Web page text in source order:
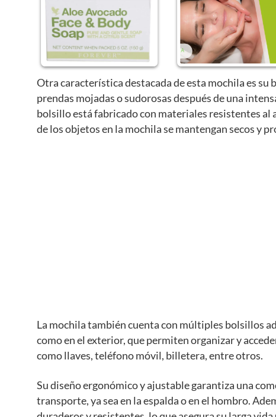
Otra característica destacada de esta mochila es
prendas mojadas o sudorosas después de una
bolsillo está fabricado con materiales resistentes al
de los objetos en la mochila se mantengan secos y
La mochila también cuenta con múltiples bolsillos
como en el exterior, que permiten organizar y
como llaves, teléfono móvil, billetera, entre otros.
Su diseño ergonómico y ajustable garantiza una
transporte, ya sea en la espalda o en el hombro.